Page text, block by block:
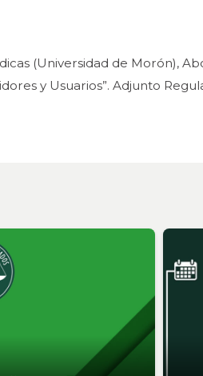
(Universidad de Morón),
y Usuarios”. Adjunto